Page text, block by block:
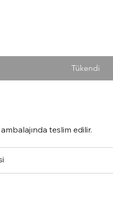
Tükendi
teslim edilir.